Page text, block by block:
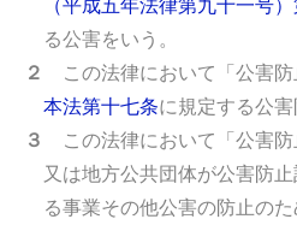
る公害をいう。
２ この法律において「公害防
本法第十七条に規定する公害
３ この法律において「公害
又は地方公共団体が公害防
る事業その他公害の防止の